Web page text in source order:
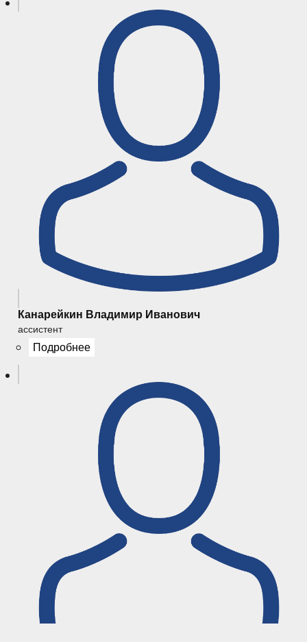
Канарейкин Владимир Иванович
ассистент
Подробнее